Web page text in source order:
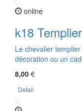
online
k18
Le chevalier
décoration ou un
8,00 €
Detail